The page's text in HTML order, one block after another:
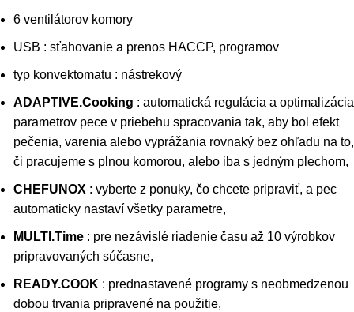
6 ventilátorov komory
USB : sťahovanie a prenos HACCP, programov
typ konvektomatu : nástrekový
ADAPTIVE.Cooking : automatická regulácia a optimalizácia
parametrov pece v priebehu spracovania tak, aby bol efekt
pečenia, varenia alebo vyprážania rovnaký bez ohľadu na to,
či pracujeme s plnou komorou, alebo iba s jedným plechom,
CHEFUNOX : vyberte z ponuky, čo chcete pripraviť, a pec
automaticky nastaví všetky parametre,
MULTI.Time : pre nezávislé riadenie času až 10 výrobkov
pripravovaných súčasne,
READY.COOK : prednastavené programy s neobmedzenou
dobou trvania pripravené na použitie,